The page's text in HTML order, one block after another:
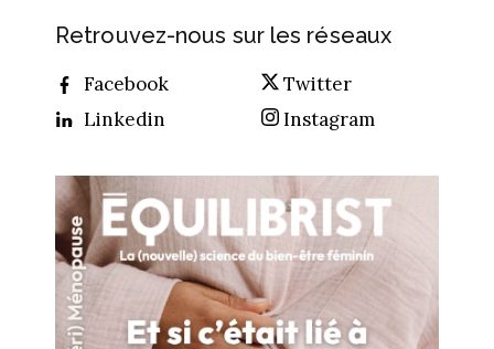
Retrouvez-nous sur les réseaux
Facebook
Twitter
Linkedin
Instagram